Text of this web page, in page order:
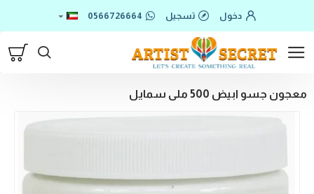
دخول تسجيل 0566726664
معجون جسو ابيض 500 ملى سمايل